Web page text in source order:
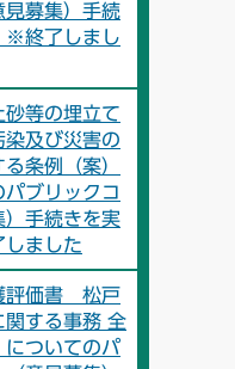
見募集）手続
終了しまし
砂等の埋立て
及び災害の
条例（案）
ブリックコ
）手続きを実
ました
評価書 松戸
関する事務 全
についてのパ